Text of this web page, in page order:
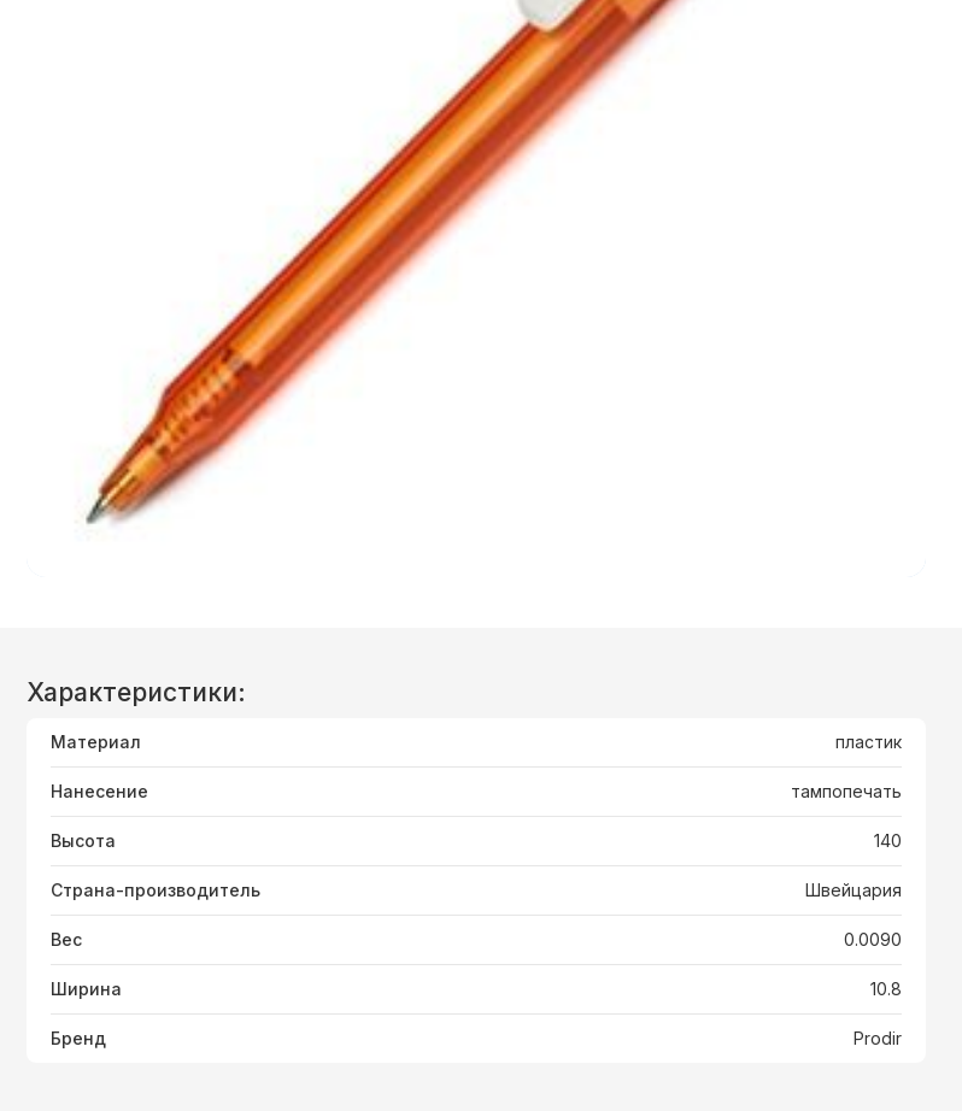
Характеристики:
Материал пластик
Нанесение тампопечать
Высота 140
Страна-производитель Швейцария
Вес 0.0090
Ширина 10.8
Бренд Prodir